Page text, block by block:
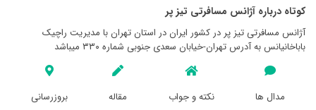
کوتاه درباره آژانس مسافرتی تيز پر
آژانس مسافرتی تيز پر در کشور ایران در استان تهران با مدیریت راچیک
باباخانیانس به آدرس تهران-خیابان سعدی جنوبی شماره ۳۳۰ میباشد
مدال ها
نکته و جواب
مقاله
بروزرسانی